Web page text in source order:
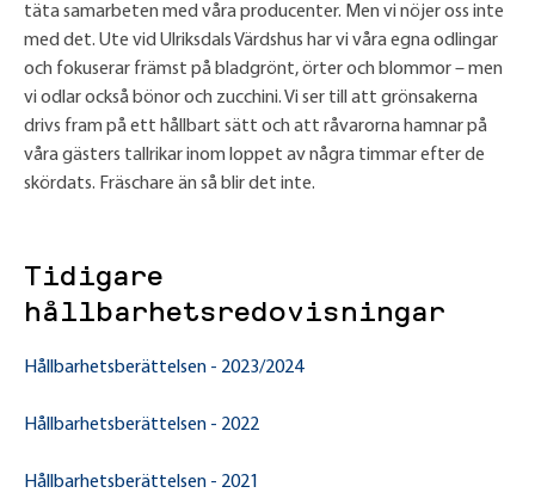
täta samarbeten med våra producenter. Men vi nöjer oss inte
med det. Ute vid Ulriksdals Värdshus har vi våra egna odlingar
och fokuserar främst på bladgrönt, örter och blommor – men
vi odlar också bönor och zucchini. Vi ser till att grönsakerna
drivs fram på ett hållbart sätt och att råvarorna hamnar på
våra gästers tallrikar inom loppet av några timmar efter de
skördats. Fräschare än så blir det inte.
Tidigare
hållbarhetsredovisningar
Hållbarhetsberättelsen - 2023/2024
Hållbarhetsberättelsen - 2022
Hållbarhetsberättelsen - 2021